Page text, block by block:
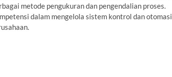
metode pengukuran dan pengendalian proses.
dalam mengelola sistem kontrol dan otomasi